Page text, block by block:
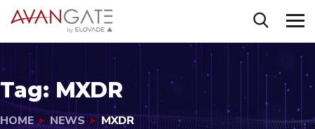
Tag: MXDR
HOME NEWS MXDR